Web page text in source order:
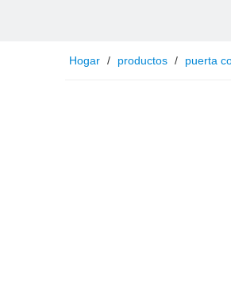
Hogar / productos / puerta